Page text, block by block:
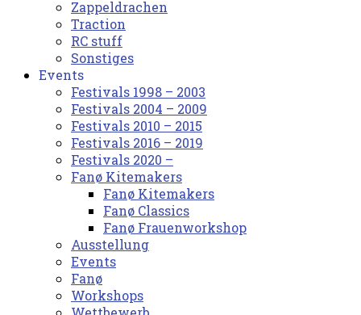
Zappeldrachen
Traction
RC stuff
Sonstiges
Events
Festivals 1998 – 2003
Festivals 2004 – 2009
Festivals 2010 – 2015
Festivals 2016 – 2019
Festivals 2020 –
Fanø Kitemakers
Fanø Kitemakers
Fanø Classics
Fanø Frauenworkshop
Ausstellung
Events
Fanø
Workshops